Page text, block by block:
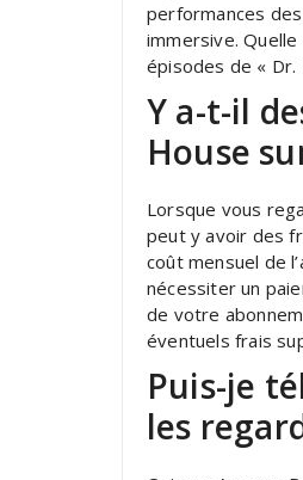
performances
immersive.
épisodes de « Dr.
Y a-t-il
House
Lorsque vous
peut y avoir des
coût mensuel de
nécessiter un
de votre
éventuels frais
Puis-je
les